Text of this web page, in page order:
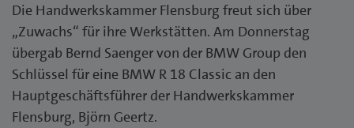
Die Handwerkskammer Flensburg freut sich über
„Zuwachs“ für ihre Werkstätten. Am Donnerstag
übergab Bernd Saenger von der BMW Group den
Schlüssel für eine BMW R 18 Classic an den
Hauptgeschäftsführer der Handwerkskammer
Flensburg, Björn Geertz.